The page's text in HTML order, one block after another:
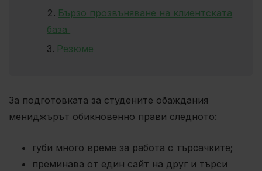
Бързо прозвъняване на клиентската
база
Резюме
За подготовката за студените обаждания
мениджърът обикновенно прави следното:
губи много време за работа с търсачките;
преминава от един сайт на друг и търси